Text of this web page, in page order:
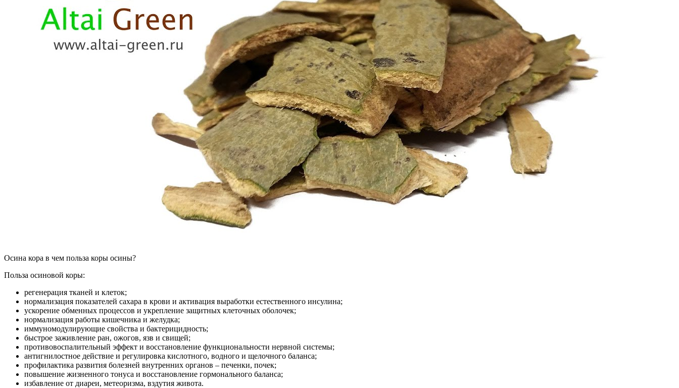
Осина кора в чем польза коры осины?
Польза осиновой коры:
регенерация тканей и клеток;
нормализация показателей сахара в крови и активация выработки естественного инсулина;
ускорение обменных процессов и укрепление защитных клеточных оболочек;
нормализация работы кишечника и желудка;
иммуномодулирующие свойства и бактерицидность;
быстрое заживление ран, ожогов, язв и свищей;
противовоспалительный эффект и восстановление функциональности нервной системы;
антигнилостное действие и регулировка кислотного, водного и щелочного баланса;
профилактика развития болезней внутренних органов – печенки, почек;
повышение жизненного тонуса и восстановление гормонального баланса;
избавление от диареи, метеоризма, вздутия живота.